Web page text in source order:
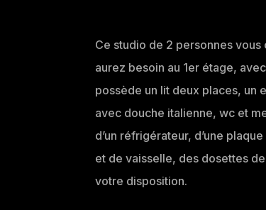
Ce studio de 2 personnes
aurez besoin au 1er étage,
possède un lit deux places, un
avec douche italienne, wc et
d’un réfrigérateur, d’une
et de vaisselle, des dosettes
votre disposition.